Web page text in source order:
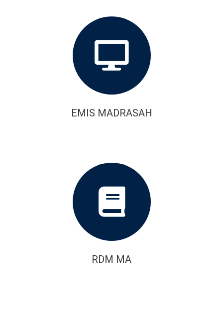
EMIS MADRASAH
RDM MA